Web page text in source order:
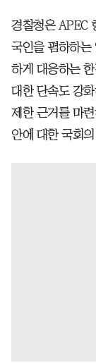
경찰청은 APEC
국인을 폄하하는
하게 대응하는
대한 단속도 강
제한 근거를 마
안에 대한 국회